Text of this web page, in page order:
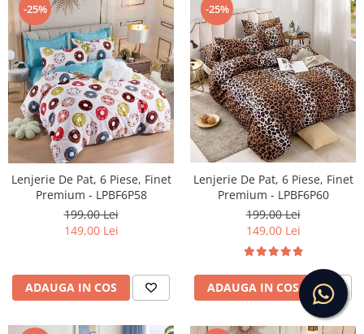
-25%
Lenjerie De Pat, 6 Piese, Finet
Premium - LPBF6P58
199,00 Lei
149,00 Lei
ADAUGA IN COS
-25%
Lenjerie De Pat, 6 Piese, Finet
Premium - LPBF6P60
199,00 Lei
149,00 Lei
ADAUGA IN COS